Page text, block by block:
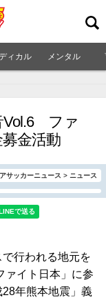
ィカル メンタル
Vol.6 ファ
金活動
サッカーニュース > ニュース
行われる地元を
イト日本」に参
年熊本地震」義